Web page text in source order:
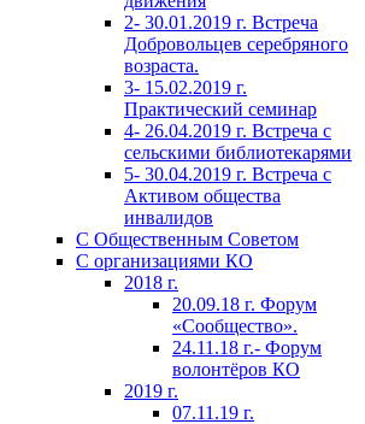
2- 30.01.2019 г. Встреча
Добровольцев серебряного
возраста.
3- 15.02.2019 г.
Практический семинар
4- 26.04.2019 г. Встреча с
сельскими библиотекарями
5- 30.04.2019 г. Встреча с
Активом общества
инвалидов
С Общественным Советом
С организациями КО
2018 г.
20.09.18 г. Форум
«Сообщество».
24.11.18 г.- Форум
волонтёров КО
2019 г.
07.11.19 г.